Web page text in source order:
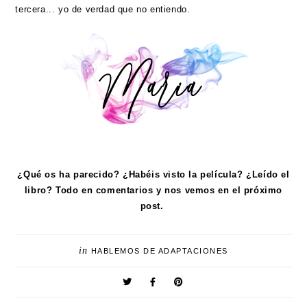
tercera... yo de verdad que no entiendo.
¿Qué os ha parecido? ¿Habéis visto la película? ¿Leído el
libro? Todo en comentarios y nos vemos en el próximo
post.
in HABLEMOS DE ADAPTACIONES